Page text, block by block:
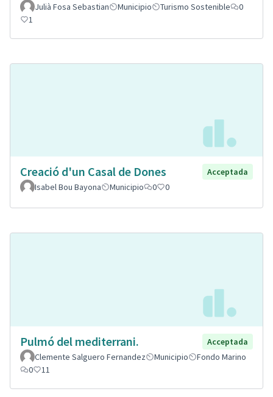
Julià Fosa Sebastian Municipio Turismo Sostenible
0
1
Creació d'un Casal de Dones
Acceptada
Isabel Bou Bayona
Municipio 0 0
Pulmó del mediterrani.
Acceptada
Clemente Salguero Fernandez
Municipio
Fondo Marino
0
11